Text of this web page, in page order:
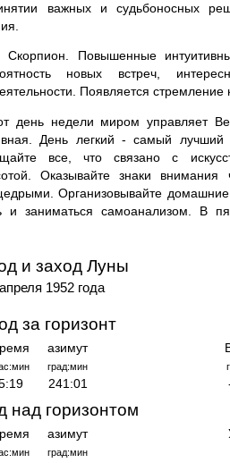
важных и судьбоносных
Скорпион. Повышенные
новых встреч,
Появляется
день недели миром управляет
День легкий - самый
все, что связано с
Оказывайте знаки внимания
Организовывайте
и заниматься самоанализом. В
и заход Луны
1952 года
за горизонт
азимут
град:мин
241:01
над горизонтом
азимут
град:мин